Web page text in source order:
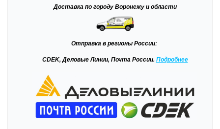
Доставка по городу Воронежу и области
Отправка в регионы России:
CDEK, Деловые Линии, Почта России. Подробнее